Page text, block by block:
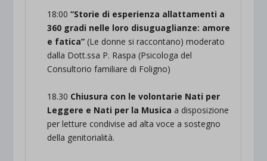
18:00“Storie di esperienza allattamenti a
360 gradi nelle loro disuguaglianze: amore
e fatica” (Le donne si raccontano) moderato
dalla Dott.ssa P. Raspa (Psicologa del
Consultorio familiare di Foligno)
18.30 Chiusura con le volontarie Nati per
Leggere e Nati per la Musica a disposizione
per letture condivise ad alta voce a sostegno
della genitorialità.